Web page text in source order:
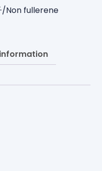
/Non fullerene